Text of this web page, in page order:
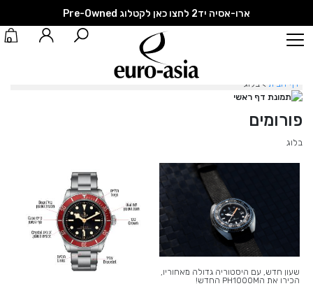
ארו-אסיה יד2 לחצו כאן לקטלוג Pre-Owned
0
דף הבית > בלוג
פורומים
בלוג
שעון חדש, עם היסטוריה גדולה מאחוריו,
הכירו את הPH1000M החדש!